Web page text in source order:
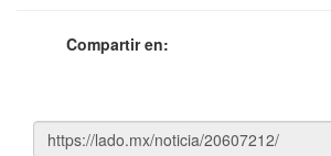
Compartir en: